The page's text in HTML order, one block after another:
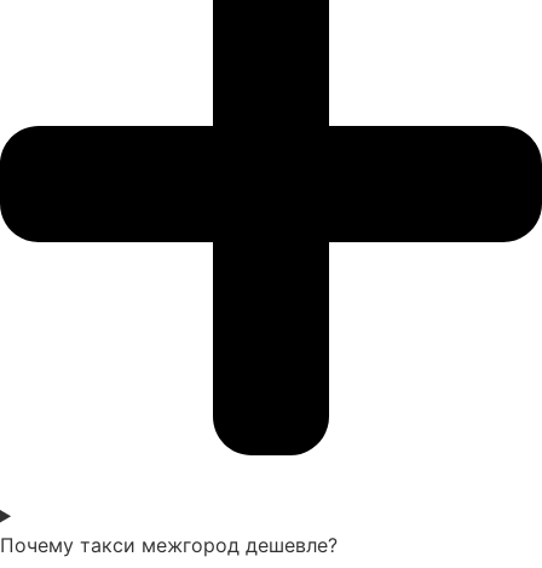
Почему такси межгород дешевле?